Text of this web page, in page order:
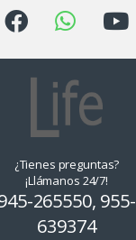
¿Tienes preguntas?
¡Llámanos 24/7!
265550, 955-
639374